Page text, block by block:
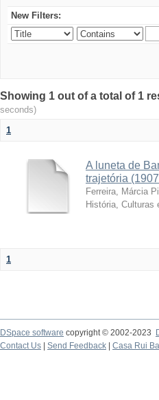
New Filters:
Showing 1 out of a total of 1
seconds)
1
A luneta de
trajetória
Ferreira, Márcia
História, Culturas
1
DSpace software copyright © 2002-2023
Contact Us
Send Feedback Casa Rui